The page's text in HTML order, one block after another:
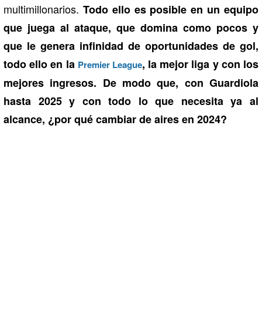
multimillonarios. Todo ello es posible en un equipo
que juega al ataque, que domina como pocos y
que le genera infinidad de oportunidades de gol,
todo ello en la Premier League, la mejor liga y con los
mejores ingresos. De modo que, con Guardiola
hasta 2025 y con todo lo que necesita ya al
alcance, ¿por qué cambiar de aires en 2024?